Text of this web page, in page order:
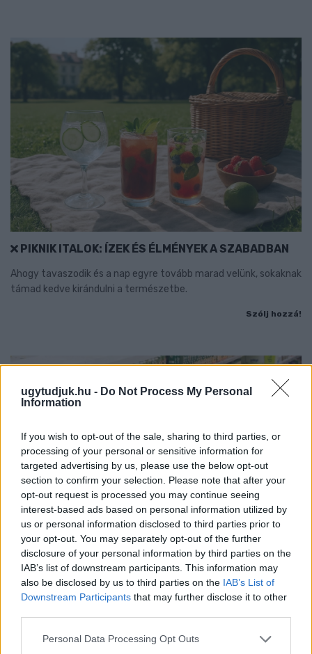
ugytudjuk.hu - Do Not Process My Personal
Information
If you wish to opt-out of the sale, sharing to third parties, or
processing of your personal or sensitive information for
targeted advertising by us, please use the below opt-out
section to confirm your selection. Please note that after your
opt-out request is processed you may continue seeing
interest-based ads based on personal information utilized by
us or personal information disclosed to third parties prior to
your opt-out. You may separately opt-out of the further
disclosure of your personal information by third parties on the
IAB’s list of downstream participants. This information may
also be disclosed by us to third parties on the IAB’s List of
Downstream Participants that may further disclose it to other
Please note that this website/app uses one or more Google
Personal Data Processing Opt Outs
PIKNIK ITALOK: ÍZEK ÉS ÉLMÉNYEK A SZABADBAN
Ahogy tavaszodik és a nap egyre tovább marad velünk, sokaknak
támad kedve kirándulni a természetbe.
Szólj hozzá!
ÖRÖMHÍR: TÍZ ÉVE NEM VOLT ILYEN ALACSONY AZ
INFLÁCIÓ MAGYARORSZÁGON
Júliusban mindössze 1,2 százalékkal emelkedtek éves